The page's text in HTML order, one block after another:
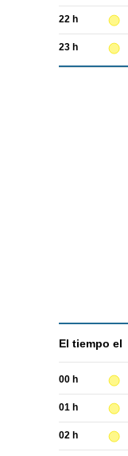
22 h
23 h
El tiempo el
00 h
01 h
02 h